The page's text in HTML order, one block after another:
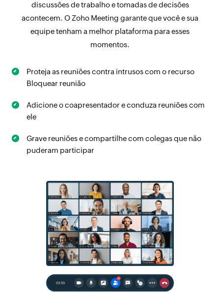
discussões de trabalho e tomadas de decisões
acontecem. O Zoho Meeting garante que você e sua
equipe tenham a melhor plataforma para esses
momentos.
Proteja as reuniões contra intrusos com o recurso
Bloquear reunião
Adicione o coapresentador e conduza reuniões com
ele
Grave reuniões e compartilhe com colegas que não
puderam participar